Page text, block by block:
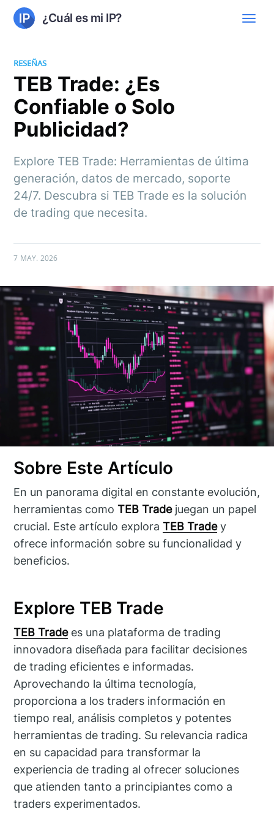
¿Cuál es mi IP?
RESEÑAS
TEB Trade: ¿Es
Confiable o Solo
Publicidad?
Explore TEB Trade: Herramientas de última
generación, datos de mercado, soporte
24/7. Descubra si TEB Trade es la solución
de trading que necesita.
7 MAY. 2026
Sobre Este Artículo
En un panorama digital en constante evolución,
herramientas comoTEB Tradejuegan un papel
crucial. Este artículo exploraTEB Tradey
ofrece información sobre su funcionalidad y
beneficios.
Explore TEB Trade
TEB Tradees una plataforma de trading
innovadora diseñada para facilitar decisiones
de trading eficientes e informadas.
Aprovechando la última tecnología,
proporciona a los traders información en
tiempo real, análisis completos y potentes
herramientas de trading. Su relevancia radica
en su capacidad para transformar la
experiencia de trading al ofrecer soluciones
que atienden tanto a principiantes como a
traders experimentados.